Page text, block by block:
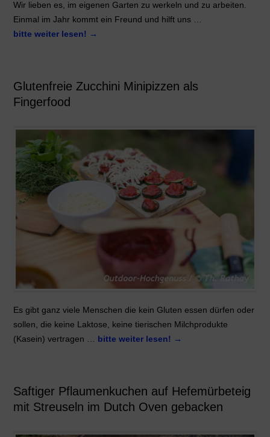
Wir lieben es, im eigenen Garten zu werkeln und zu arbeiten.
Einmal im Jahr kommt ein Freund und hilft uns …
bitte weiter lesen! →
Glutenfreie Zucchini Minipizzen als
Fingerfood
Es gibt ganz viele Menschen die kein Gluten essen dürfen oder
sollen, die keine Laktose, keine tierischen Milchprodukte
(Kasein) vertragen … bitte weiter lesen! →
Saftiger Pflaumenkuchen auf Hefemürbeteig
mit Streuseln im Dutch Oven gebacken